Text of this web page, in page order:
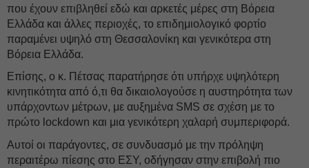
που έχουν επιβληθεί εδώ και αρκετές μέρες στη Βόρεια
Ελλάδα και άλλες περιοχές, το επιδημιολογικό φορτίο
παραμένει υψηλό στη Θεσσαλονίκη και γενικότερα στη
Βόρεια Ελλάδα.
Επίσης, ο κ. Πέτσας παρατήρησε ότι υπήρχε υψηλότερη
κινητικότητα από ό,τι θα δικαιολογούσε η αυστηρότητα των
υπάρχοντων μέτρων, με αυξημένα SMS σε σχέση με το
πρώτο lockdown και μια γενικότερη χαλαρή συμπεριφορά.
Αυτοί οι παράγοντες, σε συνδυασμό με την πρόληψη
περαιτέρω πίεσης στο ΕΣΥ, οδήγησαν στην επιβολή πιο